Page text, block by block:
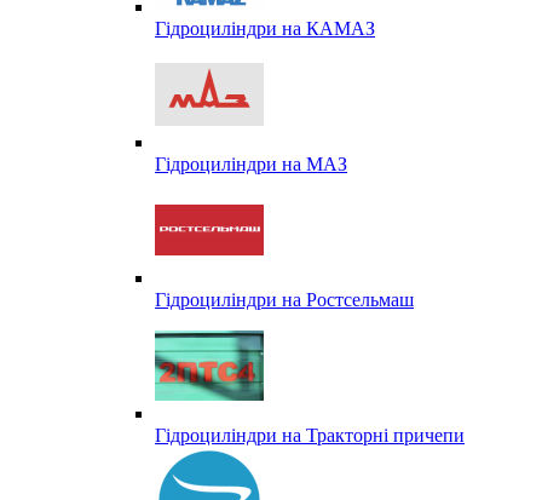
Гідроциліндри на КАМАЗ
Гідроциліндри на МАЗ
Гідроциліндри на Ростсельмаш
Гідроциліндри на Тракторні причепи